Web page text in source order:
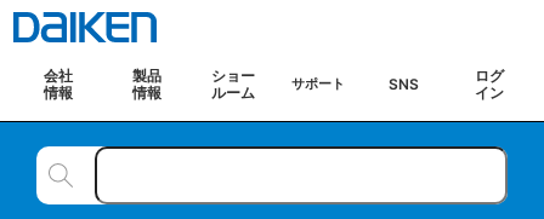
会社
情報
製品
情報
ショー
ルーム
サポート SNS
ログ
イン